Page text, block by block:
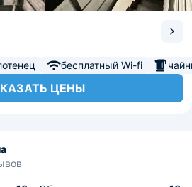
бесплатный Wi-fi
ЦЕНЫ